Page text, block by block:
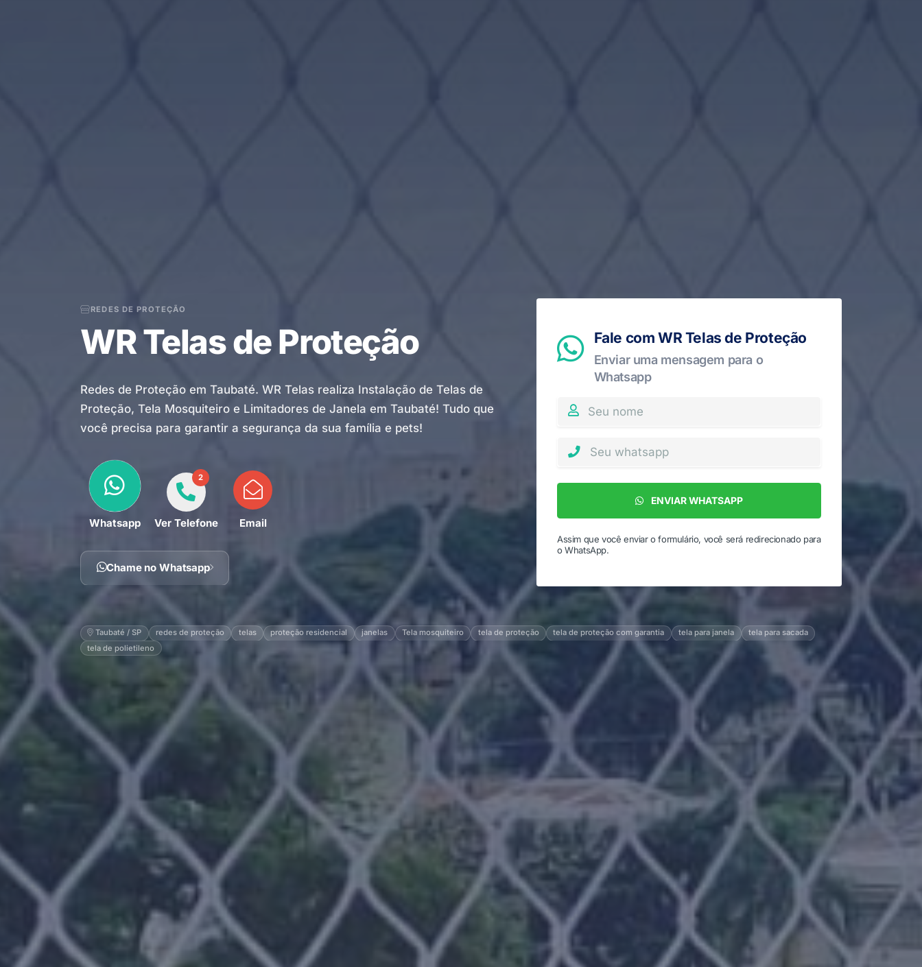
REDES DE PROTEÇÃO
WR Telas de Proteção
Redes de Proteção em Taubaté. WR Telas realiza Instalação de Telas de
Proteção, Tela Mosquiteiro e Limitadores de Janela em Taubaté! Tudo que
você precisa para garantir a segurança da sua família e pets!
Whatsapp
2
Ver Telefone Email
Chame no Whatsapp
Fale com WR Telas de Proteção
Enviar uma mensagem para o
Whatsapp
ENVIAR WHATSAPP
Assim que você enviar o formulário, você será redirecionado para
o WhatsApp.
Taubaté / SP redes de proteção telas proteção residencial janelas Tela mosquiteiro tela de proteção tela de proteção com garantia tela para janela
tela para sacada
tela de polietileno